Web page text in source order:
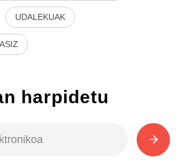
UDALEKUAK
harpidetu